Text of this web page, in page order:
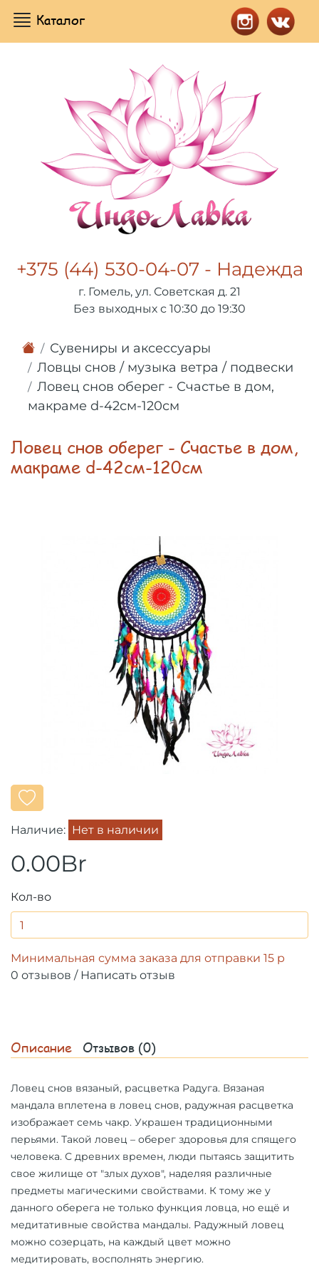
Каталог
+375 (44) 530-04-07 - Надежда
г. Гомель, ул. Советская д. 21
Без выходных с 10:30 до 19:30
Сувениры и аксессуары
Ловцы снов / музыка ветра / подвески
Ловец снов оберег - Счастье в дом,
макраме d-42см-120см
Ловец снов оберег - Счастье в дом,
макраме d-42см-120см
Наличие: Нет в наличии
0.00Br
Кол-во
Минимальная сумма заказа для отправки 15 р
0 отзывов / Написать отзыв
Описание Отзывов (0)
Ловец снов вязаный, расцветка Радуга. Вязаная
мандала вплетена в ловец снов, радужная расцветка
изображает семь чакр. Украшен традиционными
перьями. Такой ловец – оберег здоровья для спящего
человека. С древних времен, люди пытаясь защитить
свое жилище от "злых духов", наделяя различные
предметы магическими свойствами. К тому же у
данного оберега не только функция ловца, но ещё и
медитативные свойства мандалы. Радужный ловец
можно созерцать, на каждый цвет можно
медитировать, восполнять энергию.